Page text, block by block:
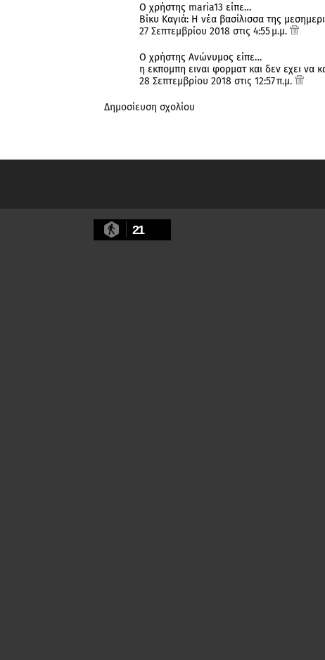
Ο χρήστης maria13 είπε…
Βίκυ Καγιά: Η νέα βασίλισσα της
27 Σεπτεμβρίου 2018 στις 4:55 μ.μ.
Ο χρήστης Ανώνυμος είπε…
η εκπομπη ειναι φορματ και δεν εχει να
28 Σεπτεμβρίου 2018 στις 12:57 π.μ.
Δημοσίευση σχολίου
21